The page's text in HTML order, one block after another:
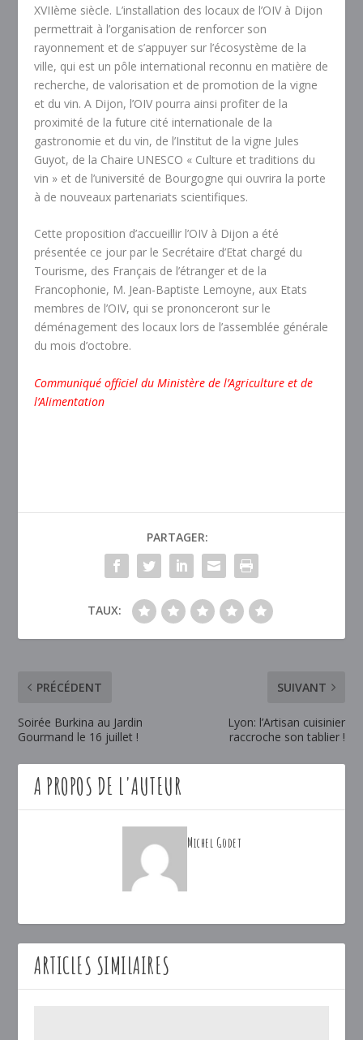
XVIIème siècle. L’installation des locaux de l’OIV à Dijon
permettrait à l’organisation de renforcer son
rayonnement et de s’appuyer sur l’écosystème de la
ville, qui est un pôle international reconnu en matière de
recherche, de valorisation et de promotion de la vigne
et du vin. A Dijon, l’OIV pourra ainsi profiter de la
proximité de la future cité internationale de la
gastronomie et du vin, de l’Institut de la vigne Jules
Guyot, de la Chaire UNESCO « Culture et traditions du
vin » et de l’université de Bourgogne qui ouvrira la porte
à de nouveaux partenariats scientifiques.
Cette proposition d’accueillir l’OIV à Dijon a été
présentée ce jour par le Secrétaire d’Etat chargé du
Tourisme, des Français de l’étranger et de la
Francophonie, M. Jean-Baptiste Lemoyne, aux Etats
membres de l’OIV, qui se prononceront sur le
déménagement des locaux lors de l’assemblée générale
du mois d’octobre.
Communiqué officiel du Ministère de l’Agriculture et de
l’Alimentation
PARTAGER:
TAUX:
PRÉCÉDENT
Soirée Burkina au Jardin
Gourmand le 16 juillet !
SUIVANT
Lyon: l’Artisan cuisinier
raccroche son tablier !
A PROPOS DE L'AUTEUR
Michel Godet
ARTICLES SIMILAIRES